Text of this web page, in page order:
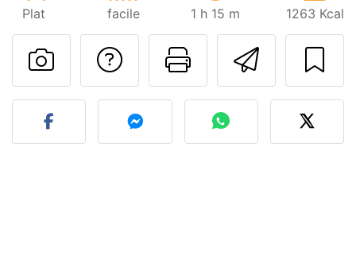
Plat facile 1 h 15 m 1263 Kcal
Imprimer
Poser une
Publier votre photo de